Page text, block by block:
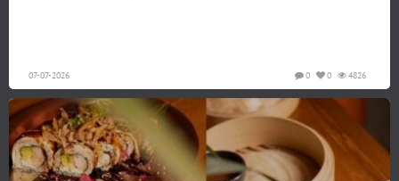
07-07-2026 4826
0
0